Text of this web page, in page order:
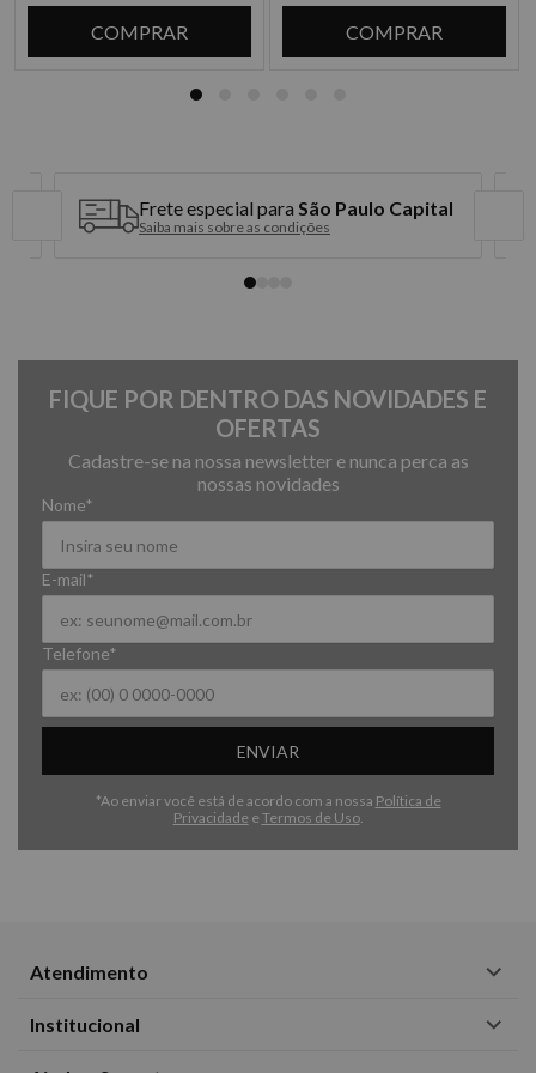
3x de R$ 17,63 sem juros
COMPRAR COMPRAR
Frete especial para São Paulo Capital
Saiba mais sobre as condições
FIQUE POR DENTRO DAS NOVIDADES E
OFERTAS
Cadastre-se na nossa newsletter e nunca perca as
nossas novidades
*Ao enviar você está de acordo com a nossa Política de
Privacidade e Termos de Uso.
Nome*
E-mail*
Telefone*
ENVIAR
Atendimento
Institucional